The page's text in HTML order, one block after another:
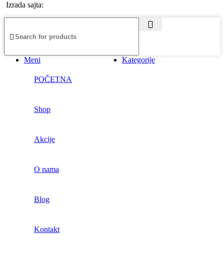
Izrada sajta:
Meni Kategorije
POČETNA
Shop
Akcije
O nama
Blog
Kontakt